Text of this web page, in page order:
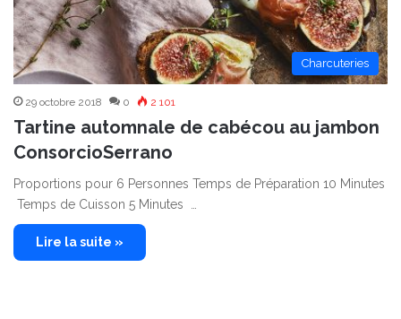
Charcuteries
29 octobre 2018 0 2 101
Tartine automnale de cabécou au jambon
ConsorcioSerrano
Proportions pour 6 Personnes Temps de Préparation 10 Minutes
Temps de Cuisson 5 Minutes …
Lire la suite »